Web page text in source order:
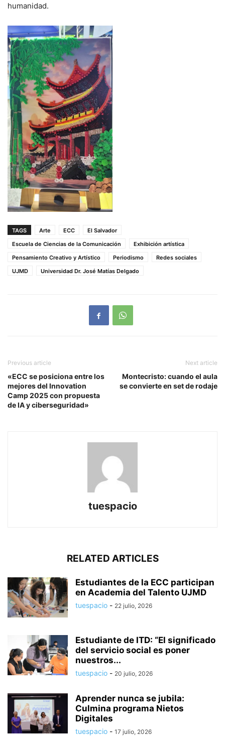
humanidad.
TAGS Arte ECC
El Salvador
Escuela de Ciencias de la Comunicación
Exhibición artística
Pensamiento Creativo y Artístico
Periodismo
Redes sociales
UJMD
Universidad Dr. José Matías Delgado
Previous article
«ECC se posiciona entre los
mejores del Innovation
Camp 2025 con propuesta
de IA y ciberseguridad»
Next article
Montecristo: cuando el aula
se convierte en set de rodaje
tuespacio
RELATED ARTICLES
Estudiantes de la ECC participan
en Academia del Talento UJMD
tuespacio - 22 julio, 2026
Estudiante de ITD: “El significado
del servicio social es poner
nuestros...
tuespacio - 20 julio, 2026
Aprender nunca se jubila:
Culmina programa Nietos
Digitales
tuespacio - 17 julio, 2026